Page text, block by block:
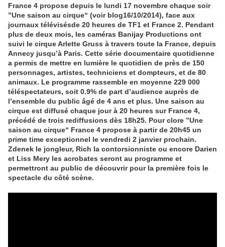
France 4 propose depuis le lundi 17 novembre chaque soir
”Une saison au cirque“ (voir blog16/10/2014), face aux
journaux télévisésde 20 heures de TF1 et France 2. Pendant
plus de deux mois, les caméras Banijay Productions ont
suivi le cirque Arlette Gruss à travers toute la France, depuis
Annecy jusqu’à Paris. Cette série documentaire quotidienne
a permis de mettre en lumière le quotidien de près de 150
personnages, artistes, techniciens et dompteurs, et de 80
animaux. Le programme rassemble en moyenne 229 000
téléspectateurs, soit 0.9% de part d’audience auprès de
l’ensemble du public âgé de 4 ans et plus. Une saison au
cirque est diffusé chaque jour à 20 heures sur France 4,
précédé de trois rediffusions dès 18h25. Pour clore ”Une
saison au cirque“ France 4 propose à partir de 20h45 un
prime time exceptionnel le vendredi 2 janvier prochain.
Zdenek le jongleur, Rich la contorsionniste ou encore Darien
et Liss Mery les acrobates seront au programme et
permettront au public de découvrir pour la première fois le
spectacle du côté scène.